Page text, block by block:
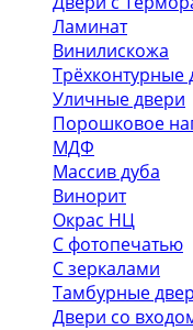
Ламинат
Винилискожа
Трёхконтурные
Уличные двери
Порошковое
МДФ
Массив дуба
Винорит
Окрас НЦ
С фотопечатью
С зеркалами
Тамбурные
Двери со